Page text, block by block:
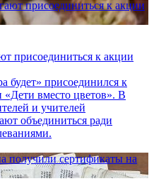
присоединиться к акции
будет» присоединился к
«Дети вместо цветов». В
и учителей
объединиться ради